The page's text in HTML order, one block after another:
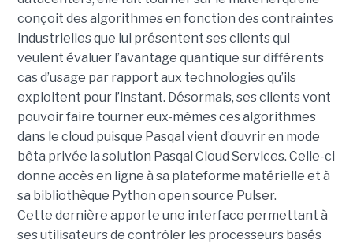
conçoit des algorithmes en fonction des contraintes
industrielles que lui présentent ses clients qui
veulent évaluer l’avantage quantique sur différents
cas d’usage par rapport aux technologies qu’ils
exploitent pour l’instant. Désormais, ses clients vont
pouvoir faire tourner eux-mêmes ces algorithmes
dans le cloud puisque Pasqal vient d’ouvrir en mode
bêta privée la solution Pasqal Cloud Services. Celle-ci
donne accès en ligne à sa plateforme matérielle et à
sa bibliothèque Python open source Pulser.
Cette dernière apporte une interface permettant à
ses utilisateurs de contrôler les processeurs basés